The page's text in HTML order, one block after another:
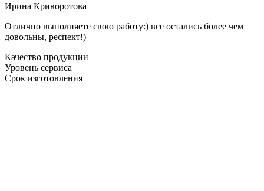
Ирина Криворотова
Отлично выполняете свою работу:) все остались более чем
довольны, респект!)
Качество продукции
Уровень сервиса
Срок изготовления